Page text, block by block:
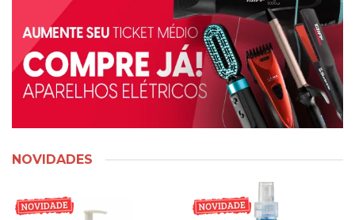
NOVIDADES